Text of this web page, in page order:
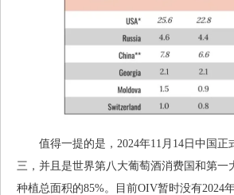
值得一提的是，2024年11月14日中国正
三，并且是世界第八大葡萄酒消费国和第
种植总面积的85%。目前OIV暂时没有2024